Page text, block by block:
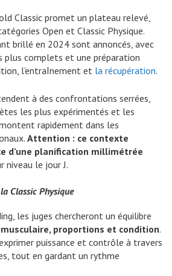
Classic promet un plateau relevé,
Open et Classic Physique.
brillé en 2024 sont annoncés, avec
plus complets et une préparation
l’entraînement et la récupération.
à des confrontations serrées,
les plus expérimentés et les
rapidement dans les
Attention : ce contexte
d’une planification millimétrée
niveau le jour J.
Classic Physique
les juges chercheront un équilibre
proportions et condition.
puissance et contrôle à travers
tout en gardant un rythme